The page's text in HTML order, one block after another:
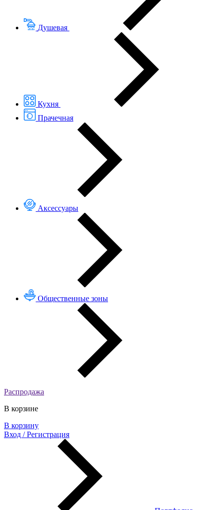
Душевая
Кухня
Прачечная
Аксессуары
Общественные зоны
Распродажа
В корзине
В корзину
Вход / Регистрация